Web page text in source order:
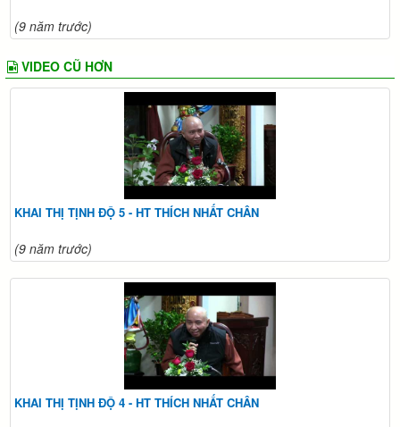
(9 năm trước)
VIDEO CŨ HƠN
KHAI THỊ TỊNH ĐỘ 5 - HT THÍCH NHẤT CHÂN
(9 năm trước)
KHAI THỊ TỊNH ĐỘ 4 - HT THÍCH NHẤT CHÂN